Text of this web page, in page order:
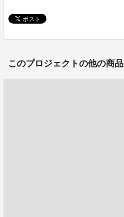
このプロジェクトの他の商品